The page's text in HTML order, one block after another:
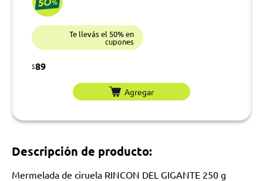
Te llevás el 50% en
cupones
$89
Agregar
Descripción de producto:
Mermelada de ciruela RINCON DEL GIGANTE 250 g